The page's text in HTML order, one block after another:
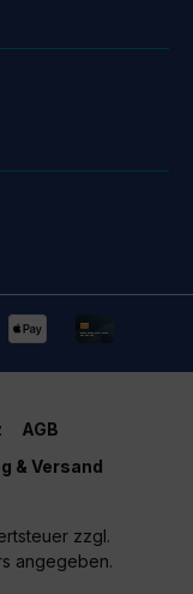
AGB
& Versand
zzgl.
angegeben.